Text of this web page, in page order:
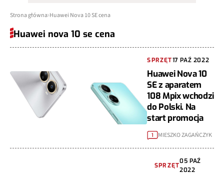
Strona główna Huawei Nova 10 SE cena
Huawei nova 10 se cena
SPRZĘT17 PAŹ 2022
Huawei Nova 10
SE z aparatem
108 Mpix wchodzi
do Polski. Na
start promocja
1 MIESZKO ZAGAŃCZYK
SPRZĘT
05 PAŹ
2022